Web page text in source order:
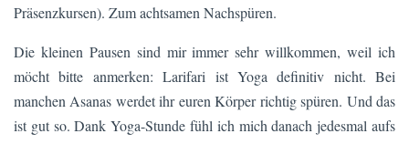
Präsenzkursen). Zum achtsamen Nachspüren.
Die kleinen Pausen sind mir immer sehr willkommen, weil ich
möcht bitte anmerken: Larifari ist Yoga definitiv nicht. Bei
manchen Asanas werdet ihr euren Körper richtig spüren. Und das
ist gut so. Dank Yoga-Stunde fühl ich mich danach jedesmal aufs